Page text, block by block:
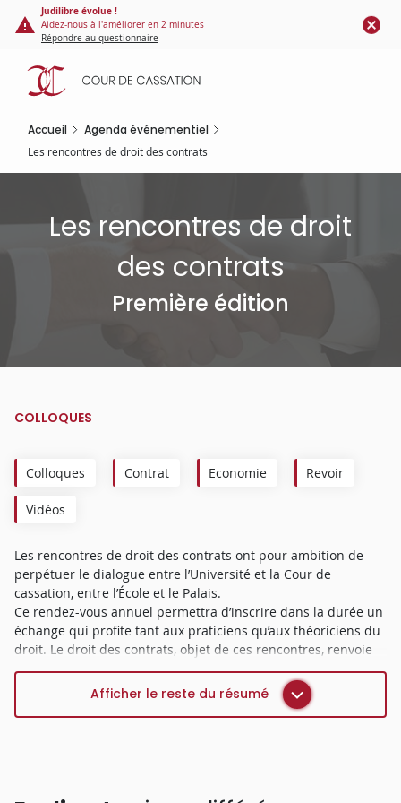
Panneau de gestion des cookies
contenu
principal
Judilibre évolue !
Aidez-nous à l'améliorer en 2 minutes
Répondre au questionnaire
Accueil Agenda événementiel
Les rencontres de droit des contrats
Les rencontres de droit
des contrats
Première édition
COLLOQUES
Colloques Contrat Economie Revoir
Vidéos
Les rencontres de droit des contrats ont pour ambition de
perpétuer le dialogue entre l’Université et la Cour de
cassation, entre l’École et le Palais.
Ce rendez-vous annuel permettra d’inscrire dans la durée un
échange qui profite tant aux praticiens qu’aux théoriciens du
droit. Le droit des contrats, objet de ces rencontres, renvoie
tant au droit commun des contrats qu’au droit des contrats
Afficher le reste du résumé